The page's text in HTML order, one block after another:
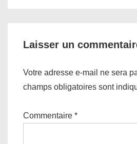
Laisser un
Votre adresse e-mail ne sera
champs obligatoires sont
Commentaire *